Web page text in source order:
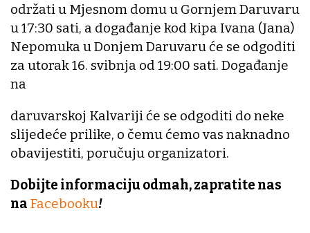
održati u Mjesnom domu u Gornjem Daruvaru
u 17:30 sati, a događanje kod kipa Ivana (Jana)
Nepomuka u Donjem Daruvaru će se odgoditi
za utorak 16. svibnja od 19:00 sati. Događanje
na
daruvarskoj Kalvariji će se odgoditi do neke
slijedeće prilike, o čemu ćemo vas naknadno
obavijestiti, poručuju organizatori.
Dobijte informaciju odmah, zapratite nas
na Facebooku!